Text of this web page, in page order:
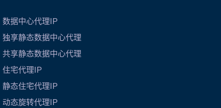
数据中心代理IP
独享静态数据中心代理
共享静态数据中心代理
住宅代理IP
静态住宅代理IP
动态旋转代理IP